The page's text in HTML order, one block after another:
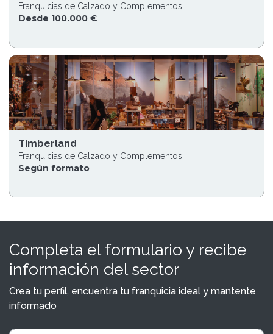
Franquicias de Calzado y Complementos
Desde 100.000 €
Timberland
Franquicias de Calzado y Complementos
Según formato
Completa el formulario y recibe
información del sector
Crea tu perfil, encuentra tu franquicia ideal y mantente
informado